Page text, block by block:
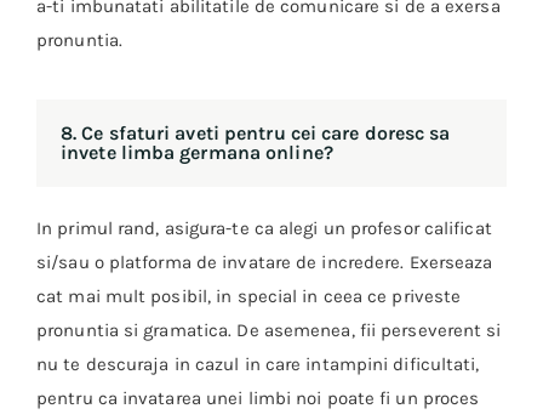
a-ti imbunatati abilitatile de comunicare si de a exersa
pronuntia.
8. Ce sfaturi aveti pentru cei care doresc sa
invete limba germana online?
In primul rand, asigura-te ca alegi un profesor calificat
si/sau o platforma de invatare de incredere. Exerseaza
cat mai mult posibil, in special in ceea ce priveste
pronuntia si gramatica. De asemenea, fii perseverent si
nu te descuraja in cazul in care intampini dificultati,
pentru ca invatarea unei limbi noi poate fi un proces